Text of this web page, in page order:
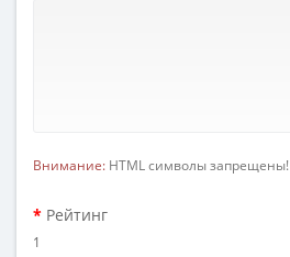
Внимание: HTML символы запрещены!
Рейтинг
1